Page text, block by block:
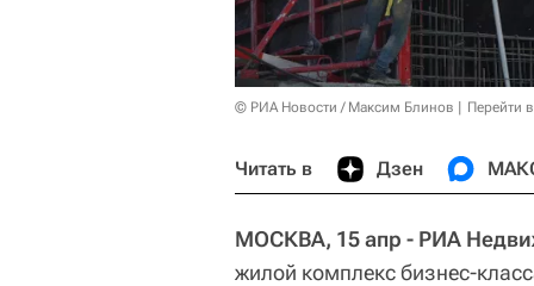
© РИА Новости / Максим Блинов Перейти
Читать в Дзен
МОСКВА, 15 апр - РИА
жилой комплекс бизнес-